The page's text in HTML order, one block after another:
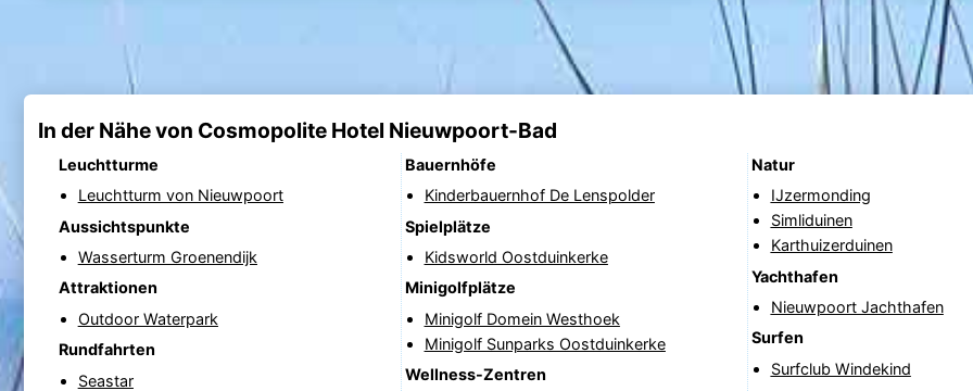
In der Nähe von Cosmopolite Hotel Nieuwpoort-Bad
Leuchtturme
Leuchtturm von Nieuwpoort
Aussichtspunkte
Wasserturm Groenendijk
Attraktionen
Outdoor Waterpark
Rundfahrten
Seastar
Bauernhöfe
Kinderbauernhof De Lenspolder
Spielplätze
Kidsworld Oostduinkerke
Minigolfplätze
Minigolf Domein Westhoek
Minigolf Sunparks Oostduinkerke
Wellness-Zentren
Natur
IJzermonding
Simliduinen
Karthuizerduinen
Yachthafen
Nieuwpoort Jachthafen
Surfen
Surfclub Windekind